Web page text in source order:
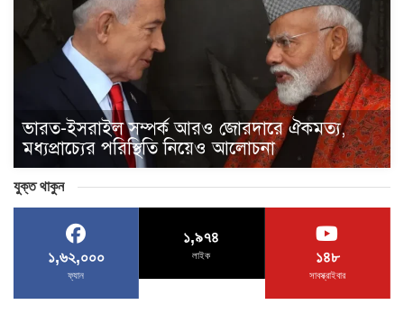
ভারত-ইসরাইল সম্পর্ক আরও জোরদারে ঐকমত্য,
মধ্যপ্রাচ্যের পরিস্থিতি নিয়েও আলোচনা
যুক্ত থাকুন
১,৬২,০০০
ফ্যান
১,৯৭৪
লাইক ১৪৮
সাবস্ক্রাইবার